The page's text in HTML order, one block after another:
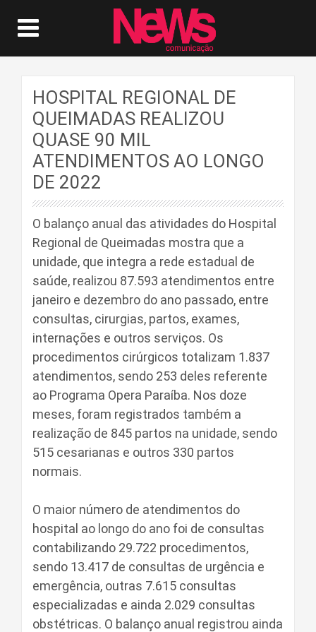
HOSPITAL REGIONAL DE
QUEIMADAS REALIZOU
QUASE 90 MIL
ATENDIMENTOS AO LONGO
DE 2022
O balanço anual das atividades do Hospital
Regional de Queimadas mostra que a
unidade, que integra a rede estadual de
saúde, realizou 87.593 atendimentos entre
janeiro e dezembro do ano passado, entre
consultas, cirurgias, partos, exames,
internações e outros serviços. Os
procedimentos cirúrgicos totalizam 1.837
atendimentos, sendo 253 deles referente
ao Programa Opera Paraíba. Nos doze
meses, foram registrados também a
realização de 845 partos na unidade, sendo
515 cesarianas e outros 330 partos
normais.
O maior número de atendimentos do
hospital ao longo do ano foi de consultas
contabilizando 29.722 procedimentos,
sendo 13.417 de consultas de urgência e
emergência, outras 7.615 consultas
especializadas e ainda 2.029 consultas
obstétricas. O balanço anual registrou ainda